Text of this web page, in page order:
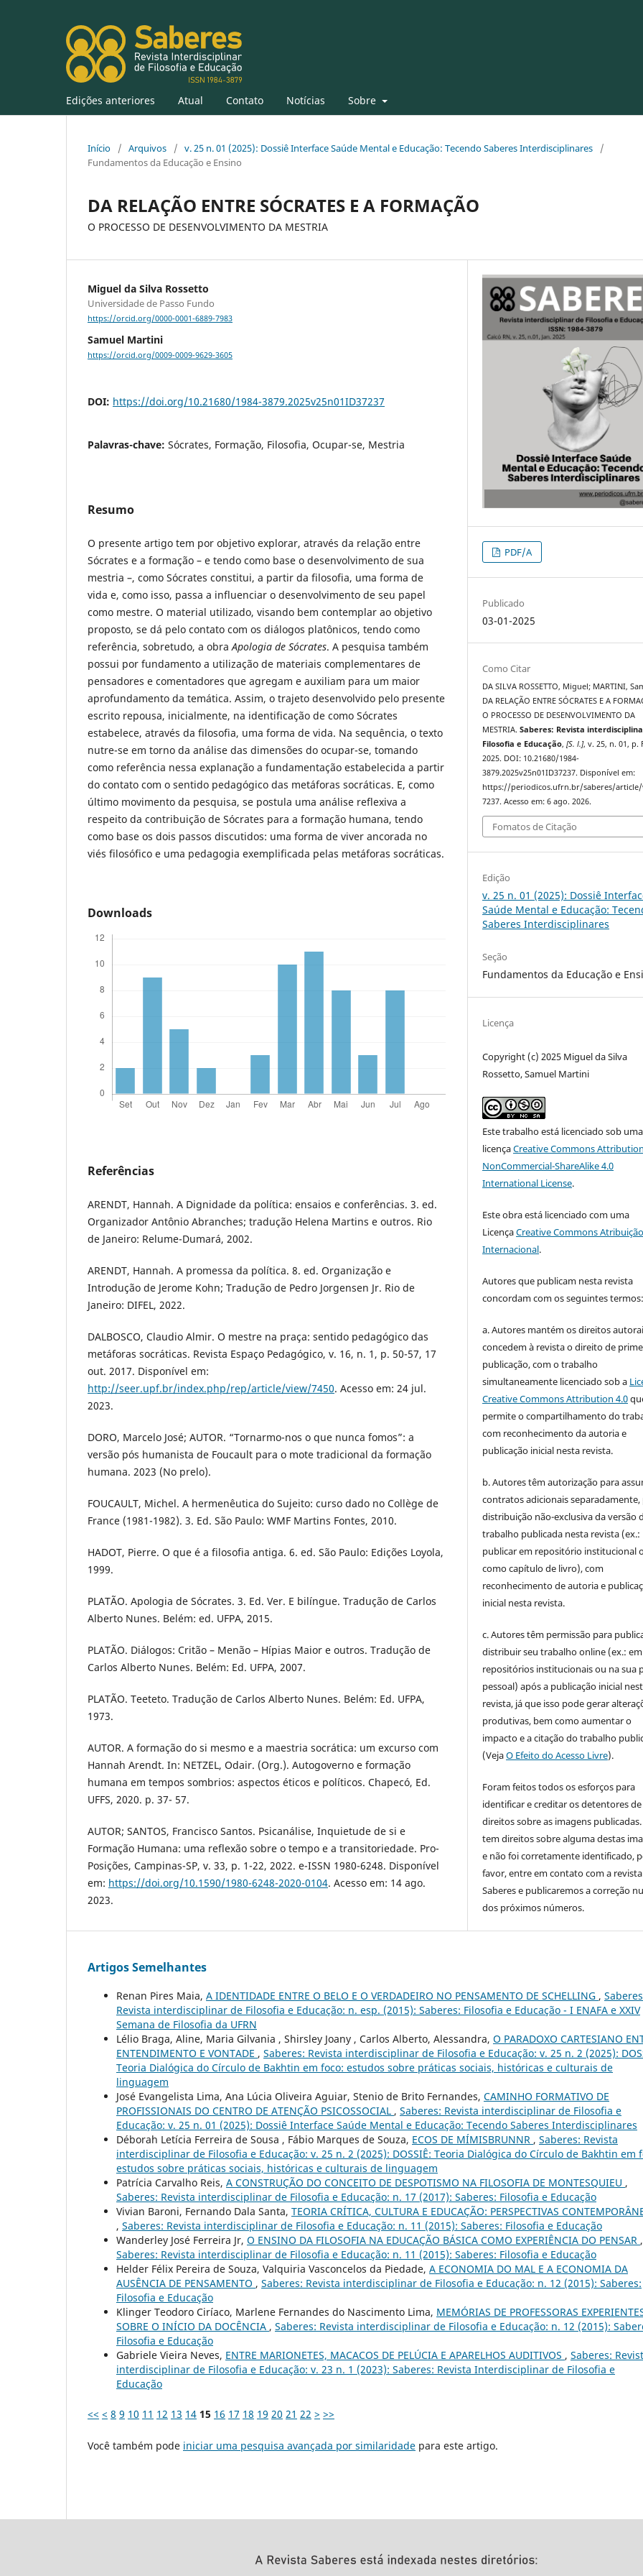
Edições anteriores Atual Contato Notícias Sobre
Início / Arquivos / v. 25 n. 01 (2025): Dossiê Interface Saúde Mental e Educação: Tecendo Saberes Interdisciplinares
/
Fundamentos da Educação e Ensino
DA RELAÇÃO ENTRE SÓCRATES E A FORMAÇÃO
O PROCESSO DE DESENVOLVIMENTO DA MESTRIA
Miguel da Silva Rossetto
Universidade de Passo Fundo
https://orcid.org/0000-0001-6889-7983
Samuel Martini
https://orcid.org/0009-0009-9629-3605
DOI: https://doi.org/10.21680/1984-3879.2025v25n01ID37237
Palavras-chave: Sócrates, Formação, Filosofia, Ocupar-se, Mestria
Resumo
O presente artigo tem por objetivo explorar, através da relação entre
Sócrates e a formação – e tendo como base o desenvolvimento de sua
mestria –, como Sócrates constitui, a partir da filosofia, uma forma de
vida e, como isso, passa a influenciar o desenvolvimento de seu papel
como mestre. O material utilizado, visando bem contemplar ao objetivo
proposto, se dá pelo contato com os diálogos platônicos, tendo como
referência, sobretudo, a obraApologia de Sócrates. A pesquisa também
possui por fundamento a utilização de materiais complementares de
pensadores e comentadores que agregam e auxiliam para um maior
aprofundamento da temática. Assim, o trajeto desenvolvido pelo presente
escrito repousa, inicialmente, na identificação de como Sócrates
estabelece, através da filosofia, uma forma de vida. Na sequência, o texto
nutre-se em torno da análise das dimensões do ocupar-se, tomando
como referência nessa explanação a fundamentação estabelecida a partir
do contato com o sentido pedagógico das metáforas socráticas. E, como
último movimento da pesquisa, se postula uma análise reflexiva a
respeito da contribuição de Sócrates para a formação humana, tendo
como base os dois passos discutidos: uma forma de viver ancorada no
viés filosófico e uma pedagogia exemplificada pelas metáforas socráticas.
Downloads
Referências
ARENDT, Hannah. A Dignidade da política: ensaios e conferências. 3. ed.
Organizador Antônio Abranches; tradução Helena Martins e outros. Rio
de Janeiro: Relume-Dumará, 2002.
ARENDT, Hannah. A promessa da política. 8. ed. Organização e
Introdução de Jerome Kohn; Tradução de Pedro Jorgensen Jr. Rio de
Janeiro: DIFEL, 2022.
DALBOSCO, Claudio Almir. O mestre na praça: sentido pedagógico das
metáforas socráticas. Revista Espaço Pedagógico, v. 16, n. 1, p. 50-57, 17
out. 2017. Disponível em:
http://seer.upf.br/index.php/rep/article/view/7450. Acesso em: 24 jul.
2023.
DORO, Marcelo José; AUTOR. “Tornarmo-nos o que nunca fomos”: a
versão pós humanista de Foucault para o mote tradicional da formação
humana. 2023 (No prelo).
FOUCAULT, Michel. A hermenêutica do Sujeito: curso dado no Collège de
France (1981-1982). 3. Ed. São Paulo: WMF Martins Fontes, 2010.
HADOT, Pierre. O que é a filosofia antiga. 6. ed. São Paulo: Edições Loyola,
1999.
PLATÃO. Apologia de Sócrates. 3. Ed. Ver. E bilíngue. Tradução de Carlos
Alberto Nunes. Belém: ed. UFPA, 2015.
PLATÃO. Diálogos: Critão – Menão – Hípias Maior e outros. Tradução de
Carlos Alberto Nunes. Belém: Ed. UFPA, 2007.
PLATÃO. Teeteto. Tradução de Carlos Alberto Nunes. Belém: Ed. UFPA,
1973.
AUTOR. A formação do si mesmo e a maestria socrática: um excurso com
Hannah Arendt. In: NETZEL, Odair. (Org.). Autogoverno e formação
humana em tempos sombrios: aspectos éticos e políticos. Chapecó, Ed.
UFFS, 2020. p. 37- 57.
AUTOR; SANTOS, Francisco Santos. Psicanálise, Inquietude de si e
Formação Humana: uma reflexão sobre o tempo e a transitoriedade. Pro-
Posições, Campinas-SP, v. 33, p. 1-22, 2022. e-ISSN 1980-6248. Disponível
em: https://doi.org/10.1590/1980-6248-2020-0104. Acesso em: 14 ago.
2023.
PDF/A
Publicado
03-01-2025
Como Citar
DA SILVA ROSSETTO, Miguel; MARTINI,
DA RELAÇÃO ENTRE SÓCRATES E A
O PROCESSO DE DESENVOLVIMENTO DA
MESTRIA.Saberes: Revista
Filosofia e Educação,[S. l.], v. 25, n. 01, p.
2025. DOI: 10.21680/1984-
3879.2025v25n01ID37237. Disponível em:
https://periodicos.ufrn.br/saberes/
7237. Acesso em: 6 ago. 2026.
Fomatos de Citação
Edição
v. 25 n. 01 (2025): Dossiê
Saúde Mental e Educação:
Saberes Interdisciplinares
Seção
Fundamentos da Educação e
Licença
Copyright (c) 2025 Miguel da Silva
Rossetto, Samuel Martini
Este trabalho está licenciado sob uma
licençaCreative Commons
NonCommercial-ShareAlike 4.0
International License.
Este obra está licenciado com uma
LicençaCreative Commons
Internacional.
Autores que publicam nesta revista
concordam com os seguintes termos:
a. Autores mantém os direitos
concedem à revista o direito de
publicação, com o trabalho
simultaneamente licenciado sob a
Creative Commons Attribution 4.0
permite o compartilhamento do
com reconhecimento da autoria e
publicação inicial nesta revista.
b. Autores têm autorização para
contratos adicionais separadamente,
distribuição não-exclusiva da versão
trabalho publicada nesta revista (ex.:
publicar em repositório institucional
como capítulo de livro), com
reconhecimento de autoria e
inicial nesta revista.
c. Autores têm permissão para
distribuir seu trabalho online (ex.: em
repositórios institucionais ou na sua
pessoal) após a publicação inicial
revista, já que isso pode gerar
produtivas, bem como aumentar o
impacto e a citação do trabalho
(VejaO Efeito do Acesso Livre).
Foram feitos todos os esforços para
identificar e creditar os detentores de
direitos sobre as imagens publicadas.
tem direitos sobre alguma destas
e não foi corretamente identificado,
favor, entre em contato com a revista
Saberes e publicaremos a correção
dos próximos números.
Artigos Semelhantes
Renan Pires Maia, A IDENTIDADE ENTRE O BELO E O VERDADEIRO NO PENSAMENTO DE SCHELLING ,
Revista interdisciplinar de Filosofia e Educação: n. esp. (2015): Saberes: Filosofia e Educação - I ENAFA e XXIV
Semana de Filosofia da UFRN
Lélio Braga, Aline, Maria Gilvania , Shirsley Joany , Carlos Alberto, Alessandra, O PARADOXO CARTESIANO
ENTENDIMENTO E VONTADE , Saberes: Revista interdisciplinar de Filosofia e Educação: v. 25 n. 2 (2025):
Teoria Dialógica do Círculo de Bakhtin em foco: estudos sobre práticas sociais, históricas e culturais de
linguagem
José Evangelista Lima, Ana Lúcia Oliveira Aguiar, Stenio de Brito Fernandes, CAMINHO FORMATIVO DE
PROFISSIONAIS DO CENTRO DE ATENÇÃO PSICOSSOCIAL , Saberes: Revista interdisciplinar de Filosofia e
Educação: v. 25 n. 01 (2025): Dossiê Interface Saúde Mental e Educação: Tecendo Saberes Interdisciplinares
Déborah Letícia Ferreira de Sousa , Fábio Marques de Souza, ECOS DE MÍMISBRUNNR , Saberes: Revista
interdisciplinar de Filosofia e Educação: v. 25 n. 2 (2025): DOSSIÊ: Teoria Dialógica do Círculo de Bakhtin em
estudos sobre práticas sociais, históricas e culturais de linguagem
Patrícia Carvalho Reis, A CONSTRUÇÃO DO CONCEITO DE DESPOTISMO NA FILOSOFIA DE MONTESQUIEU ,
Saberes: Revista interdisciplinar de Filosofia e Educação: n. 17 (2017): Saberes: Filosofia e Educação
Vivian Baroni, Fernando Dala Santa, TEORIA CRÍTICA, CULTURA E EDUCAÇÃO: PERSPECTIVAS
, Saberes: Revista interdisciplinar de Filosofia e Educação: n. 11 (2015): Saberes: Filosofia e Educação
Wanderley José Ferreira Jr, O ENSINO DA FILOSOFIA NA EDUCAÇÃO BÁSICA COMO EXPERIÊNCIA DO PENSAR ,
Saberes: Revista interdisciplinar de Filosofia e Educação: n. 11 (2015): Saberes: Filosofia e Educação
Helder Félix Pereira de Souza, Valquiria Vasconcelos da Piedade, A ECONOMIA DO MAL E A ECONOMIA DA
AUSÊNCIA DE PENSAMENTO , Saberes: Revista interdisciplinar de Filosofia e Educação: n. 12 (2015): Saberes:
Filosofia e Educação
Klinger Teodoro Ciríaco, Marlene Fernandes do Nascimento Lima, MEMÓRIAS DE PROFESSORAS
SOBRE O INÍCIO DA DOCÊNCIA , Saberes: Revista interdisciplinar de Filosofia e Educação: n. 12 (2015):
Filosofia e Educação
Gabriele Vieira Neves, ENTRE MARIONETES, MACACOS DE PELÚCIA E APARELHOS AUDITIVOS , Saberes:
interdisciplinar de Filosofia e Educação: v. 23 n. 1 (2023): Saberes: Revista Interdisciplinar de Filosofia e
Educação
<< < 8 9 10 11 12 13 14 15 16 17 18 19 20 21 22 > >>
Você também pode iniciar uma pesquisa avançada por similaridade para este artigo.